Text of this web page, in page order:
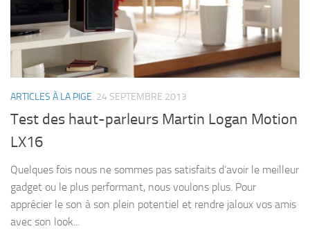
ARTICLES À LA PIGE 24 SEPTEMBRE 2013
Test des haut-parleurs Martin Logan Motion
LX16
Quelques fois nous ne sommes pas satisfaits d’avoir le meilleur
gadget ou le plus performant, nous voulons plus. Pour
apprécier le son à son plein potentiel et rendre jaloux vos amis
avec son look...